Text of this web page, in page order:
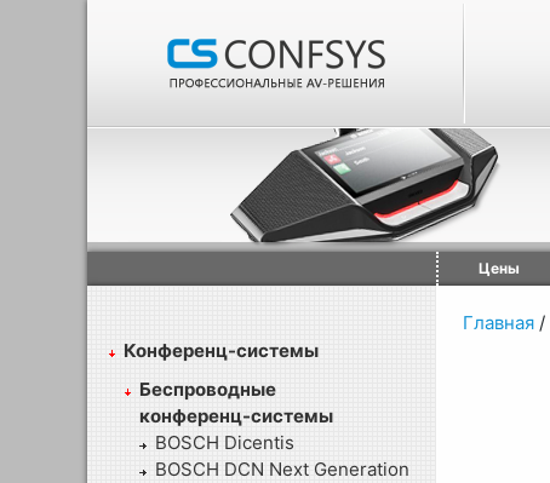
Цены
Конференц-системы
Беспроводные
конференц-системы
BOSCH Dicentis
BOSCH DCN Next Generation
Главная /